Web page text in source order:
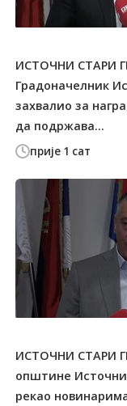
прије 1 сат
ИСТОЧНИ СТАРИ
Градоначелник
захвалио за
да подржава...
ИСТОЧНИ СТАРИ
општине Источни
рекао